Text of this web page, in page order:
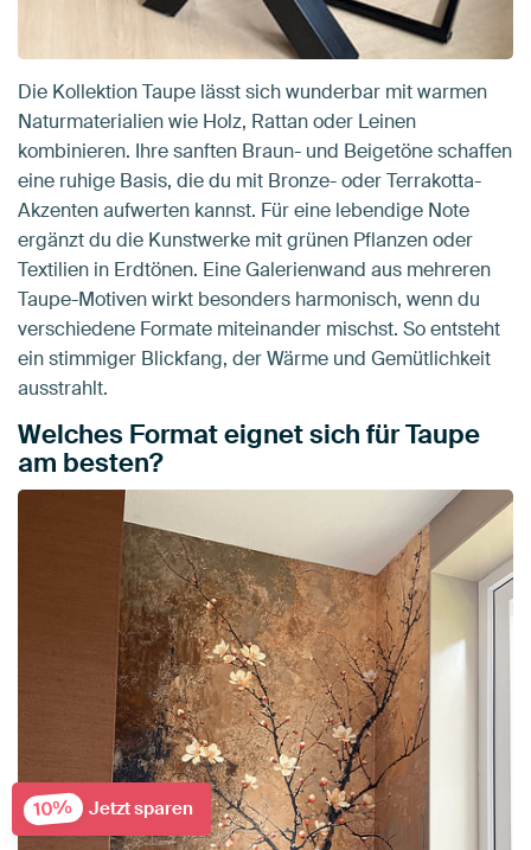
Die Kollektion Taupe lässt sich wunderbar mit warmen
Naturmaterialien wie Holz, Rattan oder Leinen
kombinieren. Ihre sanften Braun- und Beigetöne schaffen
eine ruhige Basis, die du mit Bronze- oder Terrakotta-
Akzenten aufwerten kannst. Für eine lebendige Note
ergänzt du die Kunstwerke mit grünen Pflanzen oder
Textilien in Erdtönen. Eine Galerienwand aus mehreren
Taupe-Motiven wirkt besonders harmonisch, wenn du
verschiedene Formate miteinander mischst. So entsteht
ein stimmiger Blickfang, der Wärme und Gemütlichkeit
ausstrahlt.
Welches Format eignet sich für Taupe
am besten?
10% Jetzt sparen